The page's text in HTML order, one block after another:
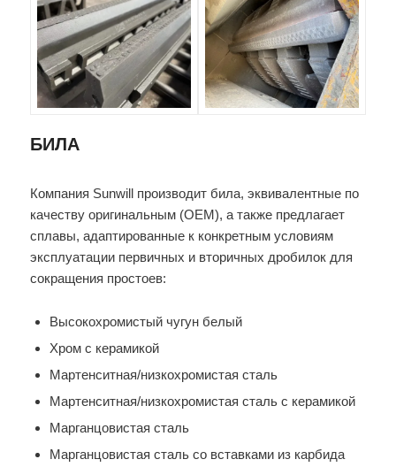
БИЛА
Компания Sunwill производит била, эквивалентные по
качеству оригинальным (OEM), а также предлагает
сплавы, адаптированные к конкретным условиям
эксплуатации первичных и вторичных дробилок для
сокращения простоев:
Высокохромистый чугун белый
Хром с керамикой
Мартенситная/низкохромистая сталь
Мартенситная/низкохромистая сталь с керамикой
Марганцовистая сталь
Марганцовистая сталь со вставками из карбида